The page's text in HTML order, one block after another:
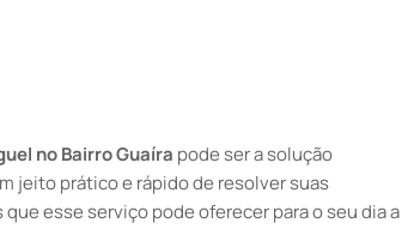
no Bairro Guaíra pode ser a solução
jeito prático e rápido de resolver suas
esse serviço pode oferecer para o seu dia a